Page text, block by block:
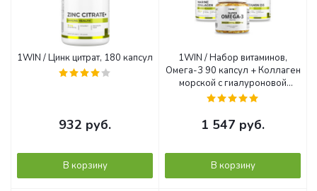
1WIN / Цинк цитрат, 180 капсул
932 руб.
В корзину
1WIN / Набор витаминов,
Омега-3 90 капсул + Коллаген
морской с гиалуроновой
кислотой 155 капсул +
1 547 руб.
В корзину